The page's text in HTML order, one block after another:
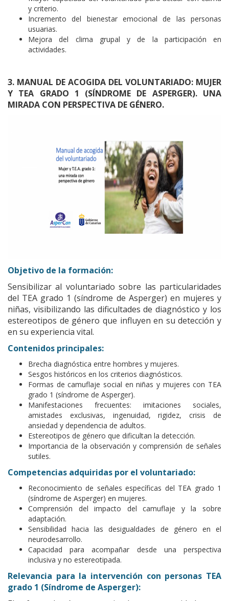
y criterio.
Incremento del bienestar emocional de las personas
usuarias.
Mejora del clima grupal y de la participación en
actividades.
3. MANUAL DE ACOGIDA DEL VOLUNTARIADO: MUJER
Y TEA GRADO 1 (SÍNDROME DE ASPERGER). UNA
MIRADA CON PERSPECTIVA DE GÉNERO.
Objetivo de la formación:
Sensibilizar al voluntariado sobre las particularidades
del TEA grado 1 (síndrome de Asperger) en mujeres y
niñas, visibilizando las dificultades de diagnóstico y los
estereotipos de género que influyen en su detección y
en su experiencia vital.
Contenidos principales:
Brecha diagnóstica entre hombres y mujeres.
Sesgos históricos en los criterios diagnósticos.
Formas de camuflaje social en niñas y mujeres con TEA
grado 1 (síndrome de Asperger).
Manifestaciones frecuentes: imitaciones sociales,
amistades exclusivas, ingenuidad, rigidez, crisis de
ansiedad y dependencia de adultos.
Estereotipos de género que dificultan la detección.
Importancia de la observación y comprensión de señales
sutiles.
Competencias adquiridas por el voluntariado:
Reconocimiento de señales específicas del TEA grado 1
(síndrome de Asperger) en mujeres.
Comprensión del impacto del camuflaje y la sobre
adaptación.
Sensibilidad hacia las desigualdades de género en el
neurodesarrollo.
Capacidad para acompañar desde una perspectiva
inclusiva y no estereotipada.
Relevancia para la intervención con personas TEA
grado 1 (Síndrome de Asperger):